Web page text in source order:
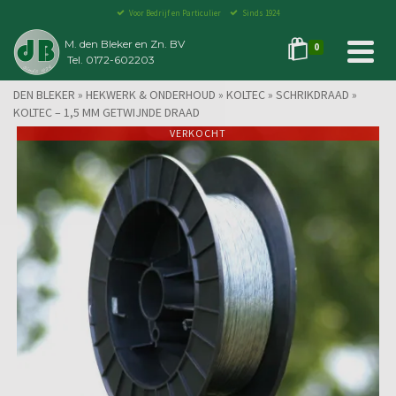
Voor Bedrijf en Particulier Sinds 1924
M. den Bleker en Zn. BV
Tel. 0172-602203
0
DEN BLEKER » HEKWERK & ONDERHOUD » KOLTEC » SCHRIKDRAAD »
KOLTEC – 1,5 MM GETWIJNDE DRAAD
VERKOCHT